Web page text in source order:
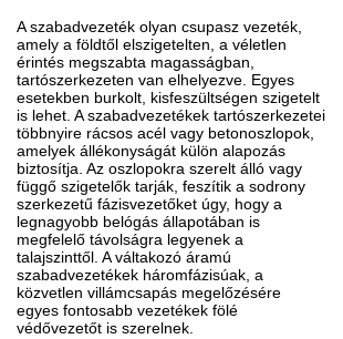
A szabadvezeték olyan csupasz vezeték,
amely a földtől elszigetelten, a véletlen
érintés megszabta magasságban,
tartószerkezeten van elhelyezve. Egyes
esetekben burkolt, kisfeszültségen szigetelt
is lehet. A szabadvezetékek tartószerkezetei
többnyire rácsos acél vagy betonoszlopok,
amelyek állékonyságát külön alapozás
biztosítja. Az oszlopokra szerelt álló vagy
függő szigetelők tarják, feszítik a sodrony
szerkezetű fázisvezetőket úgy, hogy a
legnagyobb belógás állapotában is
megfelelő távolságra legyenek a
talajszinttől. A váltakozó áramú
szabadvezetékek háromfázisúak, a
közvetlen villámcsapás megelőzésére
egyes fontosabb vezetékek fölé
védővezetőt is szerelnek.